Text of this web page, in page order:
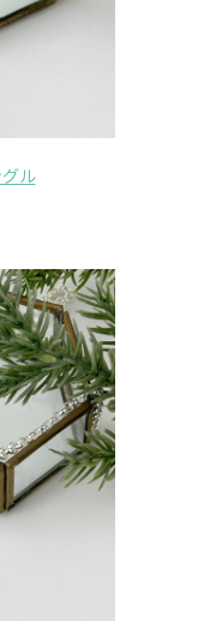
ル